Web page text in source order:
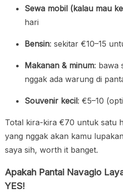
Sewa mobil (kalau mau
hari
Bensin: sekitar €10–15
Makanan & minum: bawa
nggak ada warung di
Souvenir kecil: €5–10
Total kira-kira €70 untuk satu
yang nggak akan kamu
saya sih, worth it banget.
Apakah Pantai Navagio
YES!